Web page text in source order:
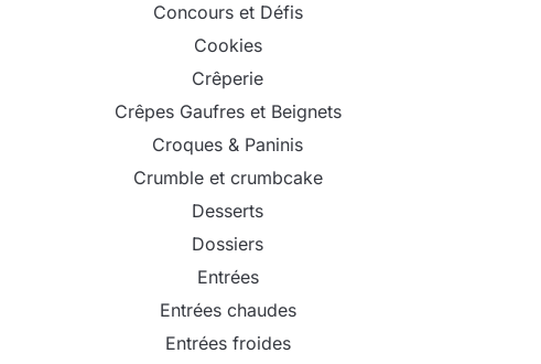
Concours et Défis
Cookies
Crêperie
Crêpes Gaufres et Beignets
Croques & Paninis
Crumble et crumbcake
Desserts
Dossiers
Entrées
Entrées chaudes
Entrées froides